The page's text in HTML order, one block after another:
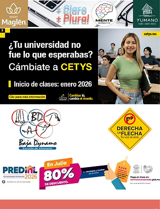
+ Claro
+ Plural